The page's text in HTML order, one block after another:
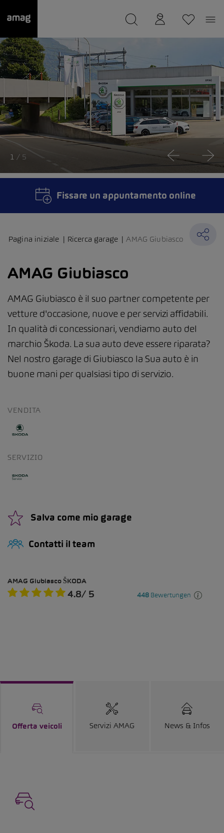
Il suo garage è stato salvato
Pagina iniziale Ricerca garage AMAG Giubiasco
AMAG Giubiasco
AMAG Giubiasco è il suo partner competente per
vetture d'occasione, nuove e per servizi affidabili.
In qualità di concessionari, vendiamo auto del
marchio Škoda. La sua auto deve essere riparata?
Nel nostro garage di Giubiasco la Sua auto è in
buone mani per qualsiasi tipo di servizio.
VENDITA
SERVIZIO
Salva come mio garage
Contatti il team
1 / 5
Fissare un appuntamento online
Offerta veicoli Servizi AMAG News & Infos